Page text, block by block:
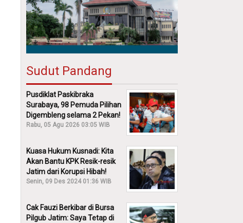
Sudut Pandang
Pusdiklat Paskibraka
Surabaya, 98 Pemuda Pilihan
Digembleng selama 2 Pekan!
Rabu, 05 Agu 2026 03:05 WIB
Kuasa Hukum Kusnadi: Kita
Akan Bantu KPK Resik-resik
Jatim dari Korupsi Hibah!
Senin, 09 Des 2024 01:36 WIB
Cak Fauzi Berkibar di Bursa
Pilgub Jatim: Saya Tetap di